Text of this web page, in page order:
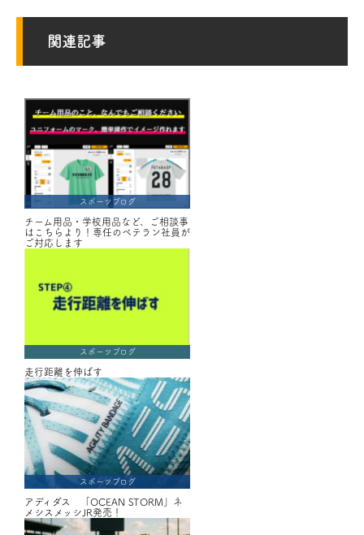
関連記事
スポーツブログ
チーム用品・学校用品など、ご相談事
はこちらより！専任のベテラン社員が
ご対応します
スポーツブログ
走行距離を伸ばす
スポーツブログ
アディダス 「OCEAN STORM」ネ
メシスメッシJR発売！